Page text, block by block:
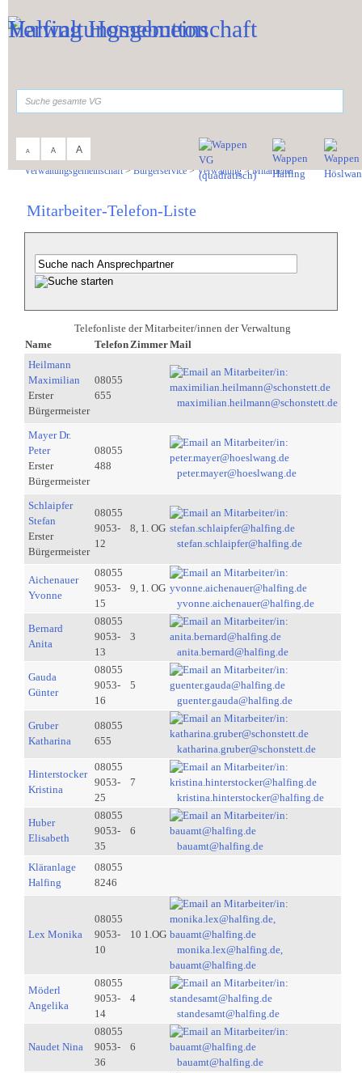
A A A
Verwaltungsgemeinschaft>Bürgerservice>Verwaltung>Mitarbeiter
Mitarbeiter-Telefon-Liste
Telefonliste der Mitarbeiter/innen der Verwaltung
Name
Telefon ZimmerMail
Heilmann
Maximilian
Erster
Bürgermeister
08055
655
maximilian.heilmann@schonstett.de
Mayer Dr.
Peter
Erster
Bürgermeister
08055
488
peter.mayer@hoeslwang.de
Schlaipfer
Stefan
Erster
Bürgermeister
08055
9053-
12
8, 1. OG
stefan.schlaipfer@halfing.de
Aichenauer
Yvonne
08055
9053-
15
9, 1. OG
yvonne.aichenauer@halfing.de
Bernard
Anita
08055
9053-
13
3
anita.bernard@halfing.de
Gauda
Günter
08055
9053-
16
5
guenter.gauda@halfing.de
Gruber
Katharina
08055
655
katharina.gruber@schonstett.de
Hinterstocker
Kristina
08055
9053-
25
7
kristina.hinterstocker@halfing.de
Huber
Elisabeth
08055
9053-
35
6
bauamt@halfing.de
Kläranlage
Halfing
08055
8246
Lex Monika
08055
9053-
10
10 1.OG
monika.lex@halfing.de,
bauamt@halfing.de
Möderl
Angelika
08055
9053-
14
4
standesamt@halfing.de
Naudet Nina
08055
9053-
36
6
bauamt@halfing.de